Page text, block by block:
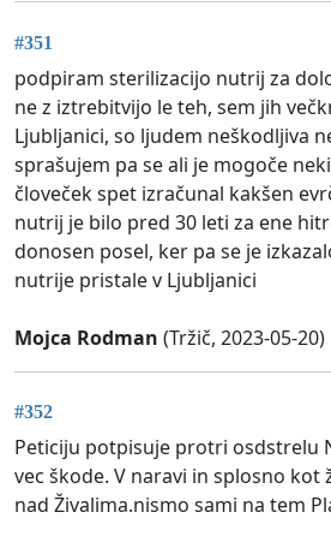
#351
podpiram sterilizacijo nutrij za
ne z iztrebitvijo le teh, sem jih
Ljubljanici, so ljudem neškodljiva
sprašujem pa se ali je mogoče
človeček spet izračunal kakšen
nutrij je bilo pred 30 leti za ene
donosen posel, ker pa se je
nutrije pristale v Ljubljanici
Mojca Rodman (Tržič, 2023-05-20)
#352
Peticiju potpisuje protri osdstrelu
vec škode. V naravi in splosno kot
nad Živalima.nismo sami na tem